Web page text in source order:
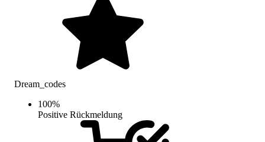
Dream_codes
100%
Positive Rückmeldung